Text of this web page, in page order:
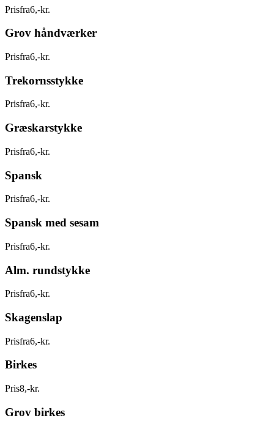
Prisfra6,-kr.
Grov håndværker
Prisfra6,-kr.
Trekornsstykke
Prisfra6,-kr.
Græskarstykke
Prisfra6,-kr.
Spansk
Prisfra6,-kr.
Spansk med sesam
Prisfra6,-kr.
Alm. rundstykke
Prisfra6,-kr.
Skagenslap
Prisfra6,-kr.
Birkes
Pris8,-kr.
Grov birkes